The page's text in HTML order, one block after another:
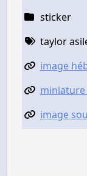
sticker
taylor
image
miniature
image